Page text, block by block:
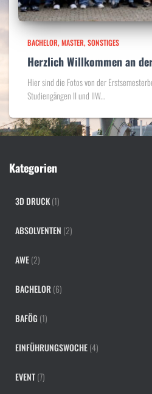
BACHELOR MASTER SONSTIGES
Herzlich Willkommen an
Hier sind die Fotos von der
Studiengängen II und IIW...
Kategorien
3D DRUCK(1)
ABSOLVENTEN (2)
AWE(2)
BACHELOR(6)
BAFÖG (1)
EINFÜHRUNGSWOCHE(4)
EVENT(7)